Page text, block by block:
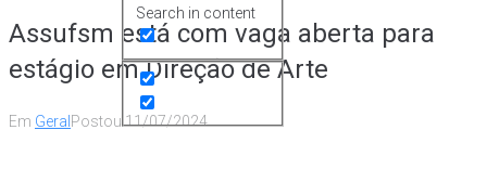
Search in content
Assufsm está com vaga aberta para
estágio em Direção de Arte
Em Geral Postou11/07/2024